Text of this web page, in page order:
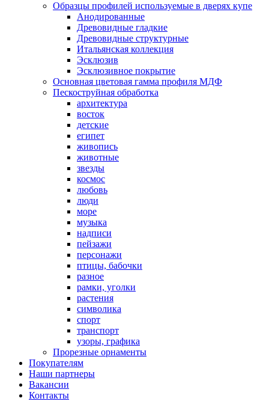
Образцы профилей используемые в дверях купе
Анодированные
Древовидные гладкие
Древовидные структурные
Итальянская коллекция
Эсклюзив
Эсклюзивное покрытие
Основная цветовая гамма профиля МДФ
Пескоструйная обработка
архитектура
восток
детские
египет
живопись
животные
звезды
космос
любовь
люди
море
музыка
надписи
пейзажи
персонажи
птицы, бабочки
разное
рамки, уголки
растения
символика
спорт
транспорт
узоры, графика
Прорезные орнаменты
Покупателям
Наши партнеры
Вакансии
Контакты